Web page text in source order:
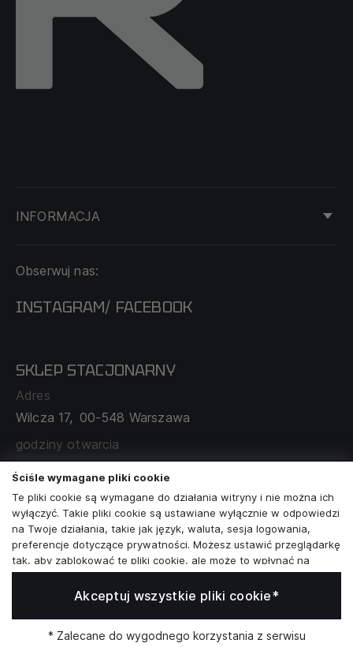
INFORMACJA
DOSTAWA I PŁATNOŚĆ
O NAS
MAPA SERWISU
ZAMÓWIENIA KORPORACYJNE
WSPÓŁPRACA Z PARTNERAMI
Obserwuj nas:
INSTAGRAM/ FACEBOOK
SKLEP STACJONARNY
Adres
Wilcza 17, 00-548 Warszawa
godziny otwarcia
poniedziałek - sobota: 11:00 - 19:00
Skontaktuj się z nami
+48573581161
info@reytel.pl
Ściśle wymagane pliki cookie
Te pliki cookie są wymagane do działania witryny i nie można ich
wyłączyć. Takie pliki cookie są ustawiane wyłącznie w odpowiedzi
na Twoje działania, takie jak język, waluta, sesja logowania,
preferencje dotyczące prywatności. Możesz ustawić przeglądarkę
tak, aby zablokować te pliki cookie, ale może to wpłynąć na
sposób działania naszej witryny.
Analizy i statystyki
Marketing i retargeting
Akceptuj wszystkie pliki cookie*
* Zalecane do wygodnego korzystania z serwisu